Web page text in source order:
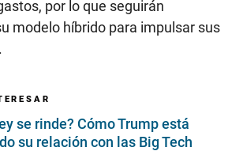
por lo que seguirán
modelo híbrido para impulsar sus
se rinde? Cómo Trump está
su relación con las Big Tech